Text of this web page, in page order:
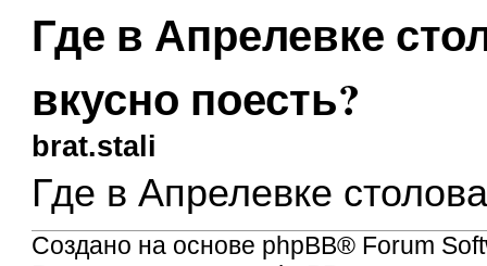
Где в Апрелевке
вкусно поесть?
brat.stali
Где в Апрелевке
Создано на основе phpBB® Forum